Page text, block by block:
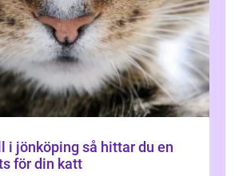
så hittar du en
för din katt